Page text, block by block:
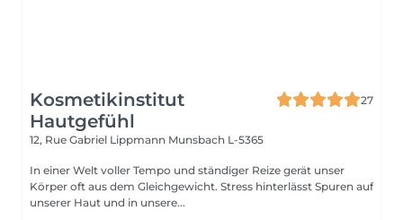
Kosmetikinstitut
Hautgefühl
27
12, Rue Gabriel Lippmann Munsbach L-5365
In einer Welt voller Tempo und ständiger Reize gerät unser
Körper oft aus dem Gleichgewicht. Stress hinterlässt Spuren auf
unserer Haut und in unsere...